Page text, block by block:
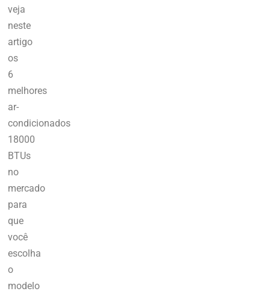
veja
neste
artigo
os
6
melhores
ar-
condicionados
18000
BTUs
no
mercado
para
que
você
escolha
o
modelo